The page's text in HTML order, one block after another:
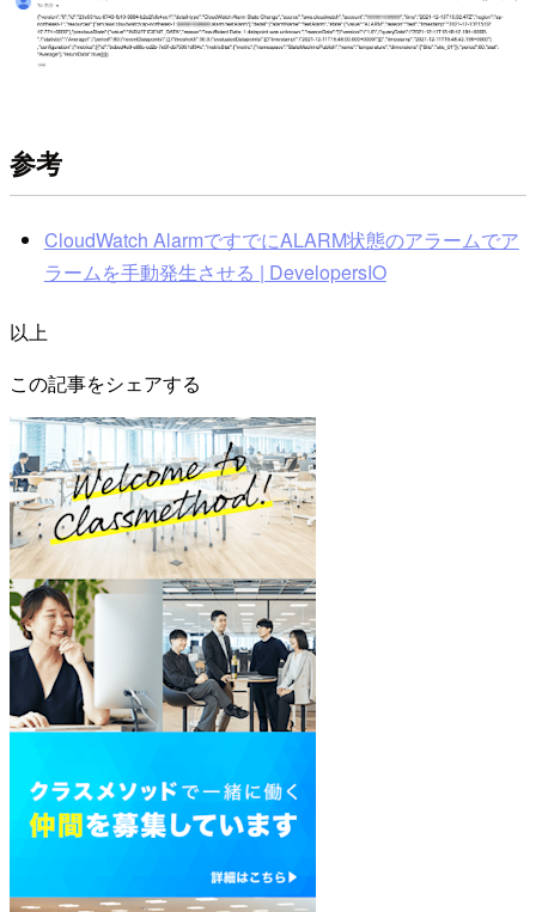
参考
CloudWatch AlarmですでにALARM状態のアラームでア
ラームを手動発生させる | DevelopersIO
以上
この記事をシェアする